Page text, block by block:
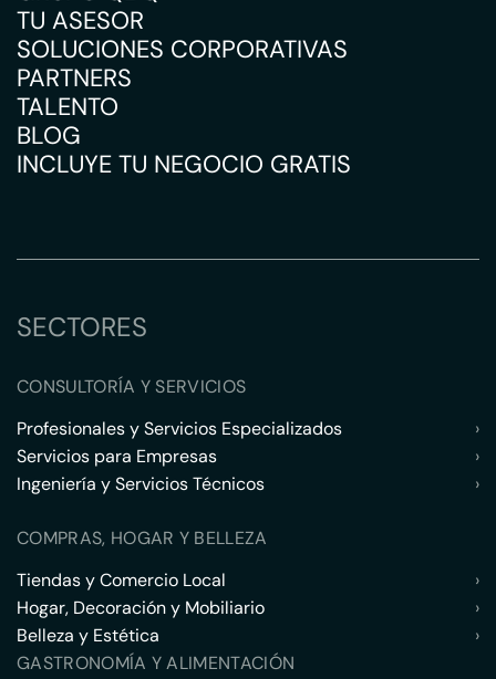
TU ASESOR
SOLUCIONES CORPORATIVAS
PARTNERS
TALENTO
BLOG
INCLUYE TU NEGOCIO GRATIS
SECTORES
CONSULTORÍA Y SERVICIOS
Profesionales y Servicios Especializados
›
Servicios para Empresas
›
Ingeniería y Servicios Técnicos
›
COMPRAS, HOGAR Y BELLEZA
Tiendas y Comercio Local
›
Hogar, Decoración y Mobiliario
›
Belleza y Estética
›
GASTRONOMÍA Y ALIMENTACIÓN